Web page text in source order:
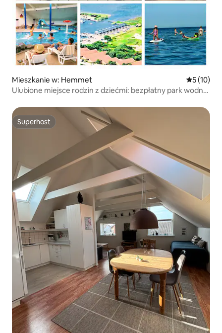
Mieszkanie w: Hemmet Średnia
5 (10)
Ulubione miejsce rodzin z dziećmi: bezpłatny park wodny i
Superhost
Superhost